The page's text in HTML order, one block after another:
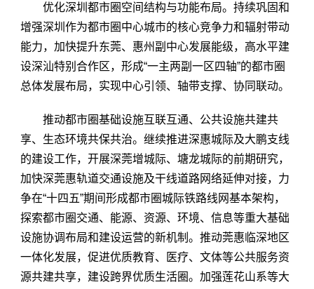
优化深圳都市圈空间结构与功能布局。持续巩固和
增强深圳作为都市圈中心城市的核心竞争力和辐射带动
能力，加快提升东莞、惠州副中心发展能级，高水平建
设深汕特别合作区，形成“一主两副一区四轴”的都市圈
总体发展布局，实现中心引领、轴带支撑、协同联动。
推动都市圈基础设施互联互通、公共设施共建共
享、生态环境共保共治。继续推进深惠城际及大鹏支线
的建设工作，开展深莞增城际、塘龙城际的前期研究，
加快深莞惠轨道交通设施及干线道路网络延伸对接，力
争在“十四五”期间形成都市圈城际铁路线网基本架构，
探索都市圈交通、能源、资源、环境、信息等重大基础
设施协调布局和建设运营的新机制。推动莞惠临深地区
一体化发展，促进优质教育、医疗、文体等公共服务资
源共建共享，建设跨界优质生活圈。加强莲花山系等大